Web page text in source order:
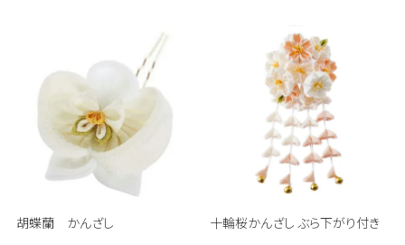
胡蝶蘭 かんざし 十輪桜かんざし ぶら下がり付き